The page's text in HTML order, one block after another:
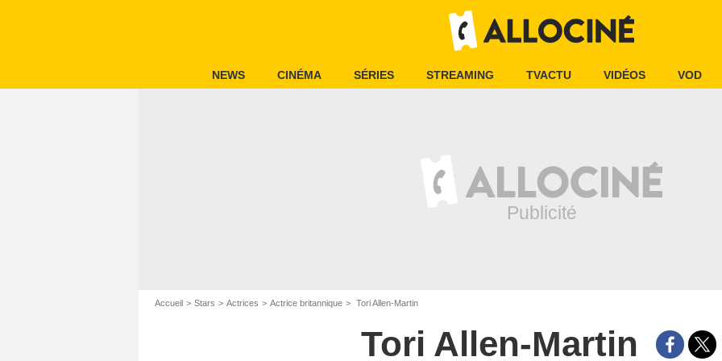
NEWS CINÉMA SÉRIES STREAMING TVACTU VIDÉOS VOD
Accueil Stars Actrices Actrice britannique Tori Allen-Martin
Tori Allen-Martin